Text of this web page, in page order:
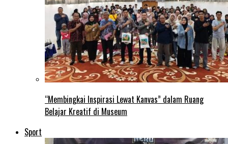
“Membingkai Inspirasi Lewat Kanvas” dalam Ruang
Belajar Kreatif di Museum
Sport